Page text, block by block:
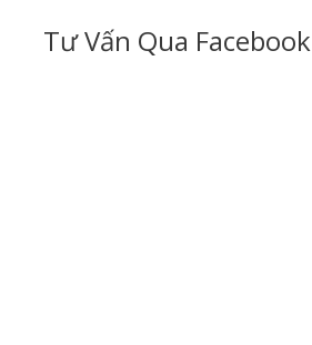
Tư Vấn Qua Facebook